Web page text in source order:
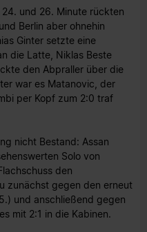
und 26. Minute rückten
Berlin aber ohnehin
Ginter setzte eine
die Latte, Niklas Beste
den Abpraller über die
war es Matanovic, der
per Kopf zum 2:0 traf
nicht Bestand: Assan
Solo von
den
zunächst gegen den erneut
und anschließend gegen
mit 2:1 in die Kabinen.